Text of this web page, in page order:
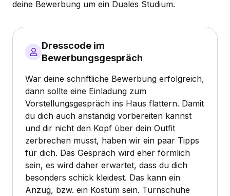
deine Bewerbung um ein Duales Studium.
Dresscode im
Bewerbungsgespräch
War deine schriftliche Bewerbung erfolgreich,
dann sollte eine Einladung zum
Vorstellungsgespräch ins Haus flattern. Damit
du dich auch anständig vorbereiten kannst
und dir nicht den Kopf über dein Outfit
zerbrechen musst, haben wir ein paar Tipps
für dich. Das Gespräch wird eher förmlich
sein, es wird daher erwartet, dass du dich
besonders schick kleidest. Das kann ein
Anzug, bzw. ein Kostüm sein. Turnschuhe